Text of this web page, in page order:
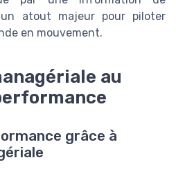
atout majeur pour piloter
en mouvement.
au
grâce à